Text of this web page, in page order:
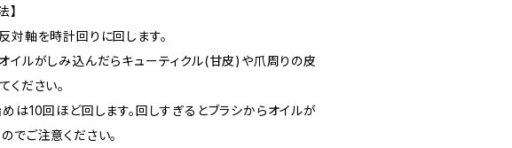
】
対軸を時計回りに回します。
イルがしみ込んだらキューティクル(甘皮)や爪周りの皮
ください。
は10回ほど回します。回しすぎるとブラシからオイルが
でご注意ください。